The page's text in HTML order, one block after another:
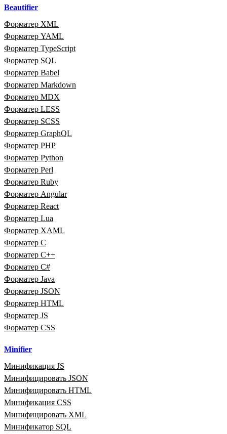
Beautifier
Форматер XML
Форматер YAML
Форматер TypeScript
Форматер SQL
Форматер Babel
Форматер Markdown
Форматер MDX
Форматер LESS
Форматер SCSS
Форматер GraphQL
Форматер PHP
Форматер Python
Форматер Perl
Форматер Ruby
Форматер Angular
Форматер React
Форматер Lua
Форматер XAML
Форматер C
Форматер C++
Форматер C#
Форматер Java
Форматер JSON
Форматер HTML
Форматер JS
Форматер CSS
Minifier
Минификация JS
Минифицировать JSON
Минифицировать HTML
Минификация CSS
Минифицировать XML
Минификатор SQL